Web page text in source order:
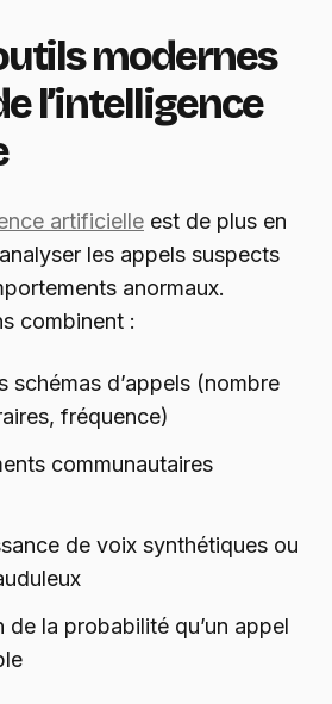
modernes
l’intelligence
artificielle est de plus en
les appels suspects
anormaux.
combinent :
schémas d’appels (nombre
fréquence)
communautaires
de voix synthétiques ou
de la probabilité qu’un appel